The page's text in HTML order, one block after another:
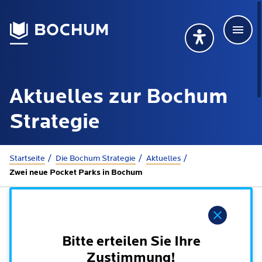
Übersetzung
Deutsch
Aktuelles zur Bochum
Strategie
Startseite Die Bochum Strategie Aktuelles
Zwei neue Pocket Parks in Bochum
Bitte erteilen Sie Ihre
Zustimmung!
Übersetzung wählen (öffnet sich in Google
Deutsch
115 anrufen
Rathaus
Online-Terminbuchung
Dienstleistungen nach Lebenslagen